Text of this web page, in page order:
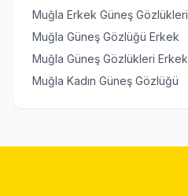
Muğla Erkek Güneş Gözlükleri
Muğla Güneş Gözlüğü Erkek
Muğla Güneş Gözlükleri Erkek
Muğla Kadın Güneş Gözlüğü